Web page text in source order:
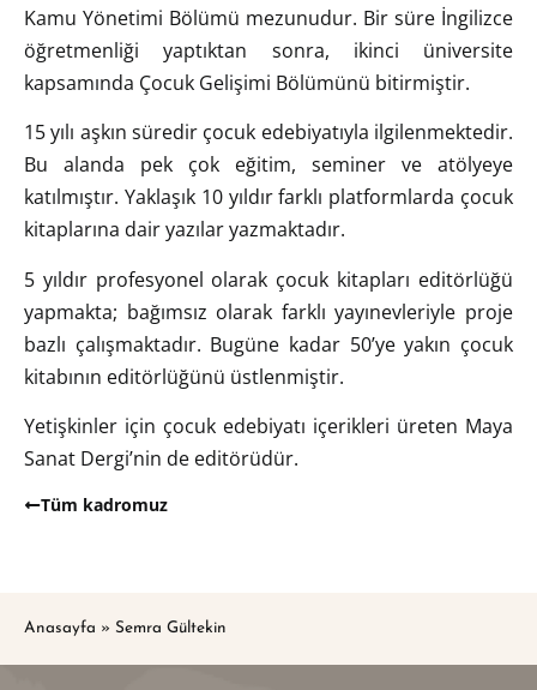
Kamu Yönetimi Bölümü mezunudur. Bir süre İngilizce
öğretmenliği yaptıktan sonra, ikinci üniversite
kapsamında Çocuk Gelişimi Bölümünü bitirmiştir.
15 yılı aşkın süredir çocuk edebiyatıyla ilgilenmektedir.
Bu alanda pek çok eğitim, seminer ve atölyeye
katılmıştır. Yaklaşık 10 yıldır farklı platformlarda çocuk
kitaplarına dair yazılar yazmaktadır.
5 yıldır profesyonel olarak çocuk kitapları editörlüğü
yapmakta; bağımsız olarak farklı yayınevleriyle proje
bazlı çalışmaktadır. Bugüne kadar 50’ye yakın çocuk
kitabının editörlüğünü üstlenmiştir.
Yetişkinler için çocuk edebiyatı içerikleri üreten Maya
Sanat Dergi’nin de editörüdür.
Tüm kadromuz
Anasayfa » Semra Gültekin